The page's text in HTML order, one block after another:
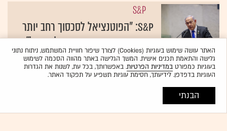
S&P
S&P: "הפוטנציאל לסכסוך רחב יותר
מציג סיכונים משמעותיים לישראל"
{19}אורן דורי
תקציב המדינה| ניתוח
ישראל לקו האדום של חברות הדירוג
האתר עושה שימוש בעוגיות (Cookies) לצורך שיפור חוויית המשתמש, ניתוח נתוני
גלישה והתאמת תכנים אישית. המשך הגלישה באתר מהווה הסכמה לשימוש
בעוגיות כמפורטבמדיניות הפרטיות. באפשרותך, בכל עת, לשנות את הגדרות
העוגיות בדפדפן. לידיעתך, חסימת עוגיות תשפיע על תפקוד האתר.
הבנתי